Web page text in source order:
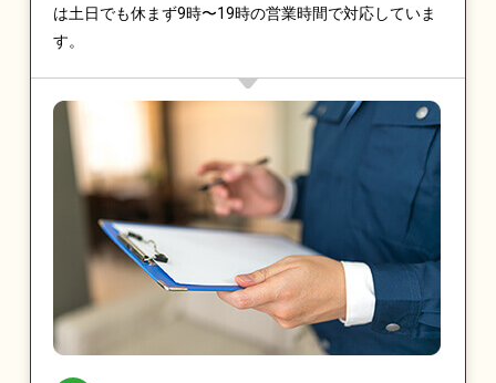
は土日でも休まず9時〜19時の営業時間で対応していま
す。